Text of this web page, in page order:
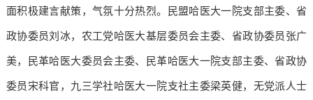
面积极建言献策，气氛十分热烈。民盟哈医大一院支部主委、省
政协委员刘冰，农工党哈医大基层委员会主委、省政协委员张广
美，民革哈医大委员会主委、民革哈医大一院支部主委、省政协
委员宋科官，九三学社哈医大一院支社主委梁英健，无党派人士